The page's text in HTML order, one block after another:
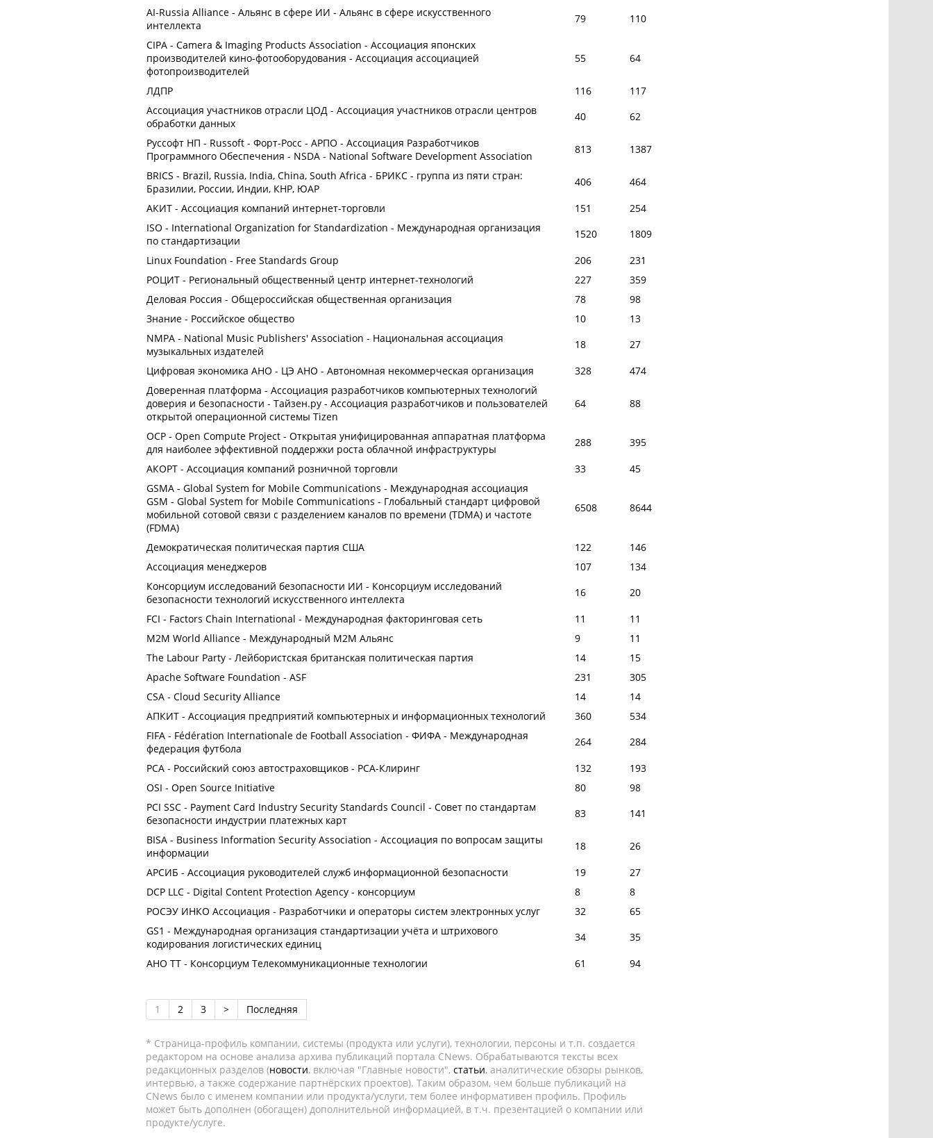
AI-Russia Alliance - Альянс в сфере ИИ - Альянс в сфере искусственного
интеллекта
79
110
CIPA - Camera & Imaging Products Association - Ассоциация японских
производителей кино-фотооборудования - Ассоциация ассоциацией
фотопроизводителей
55 64
ЛДПР 116
117
Ассоциация участников отрасли ЦОД - Ассоциация участников отрасли центров
обработки данных
40
62
Руссофт НП - Russoft - Форт-Росс - АРПО - Ассоциация Разработчиков
Программного Обеспечения - NSDA - National Software Development Association
813
1387
BRICS - Brazil, Russia, India, China, South Africa - БРИКС - группа из пяти стран:
Бразилии, России, Индии, КНР, ЮАР
406
464
АКИТ - Ассоциация компаний интернет-торговли
151
254
ISO - International Organization for Standardization - Международная организация
по стандартизации
1520
1809
Linux Foundation - Free Standards Group
206
231
РОЦИТ - Региональный общественный центр интернет-технологий
227
359
Деловая Россия - Общероссийская общественная организация
78
98
Знание - Российское общество
10
13
NMPA - National Music Publishers' Association - Национальная ассоциация
музыкальных издателей
18
27
Цифровая экономика АНО - ЦЭ АНО - Автономная некоммерческая организация
328
474
Доверенная платформа - Ассоциация разработчиков компьютерных технологий
доверия и безопасности - Тайзен.ру - Ассоциация разработчиков и пользователей
открытой операционной системы Tizen
64 88
OCP - Open Compute Project - Открытая унифицированная аппаратная платформа
для наиболее эффективной поддержки роста облачной инфраструктуры
288
395
АКОРТ - Ассоциация компаний розничной торговли
33
45
GSMA - Global System for Mobile Communications - Международная ассоциация
GSM - Global System for Mobile Communications - Глобальный стандарт цифровой
мобильной сотовой связи с разделением каналов по времени (TDMA) и частоте
(FDMA)
6508 8644
Демократическая политическая партия США 122
146
Ассоциация менеджеров
107
134
Консорциум исследований безопасности ИИ - Консорциум исследований
безопасности технологий искусственного интеллекта
16
20
FCI - Factors Chain International - Международная факторинговая сеть
11
11
M2M World Alliance - Международный М2М Альянс
9
11
The Labour Party - Лейбористская британская политическая партия
14
15
Apache Software Foundation - ASF
231
305
CSA - Cloud Security Alliance
14
14
АПКИТ - Ассоциация предприятий компьютерных и информационных технологий
360
534
FIFA - Fédération Internationale de Football Association - ФИФА - Международная
федерация футбола
264
284
РСА - Российский союз автостраховщиков - РСА-Клиринг
132
193
OSI - Open Source Initiative
80
98
PCI SSC - Payment Card Industry Security Standards Council - Совет по стандартам
безопасности индустрии платежных карт
83
141
BISA - Business Information Security Association - Ассоциация по вопросам защиты
информации
18
26
АРСИБ - Ассоциация руководителей служб информационной безопасности
19
27
DCP LLC - Digital Content Protection Agency - консорциум
8
8
РОСЭУ ИНКО Ассоциация - Разработчики и операторы систем электронных услуг
32
65
GS1 - Международная организация стандартизации учёта и штрихового
кодирования логистических единиц
34
35
АНО ТТ - Консорциум Телекоммуникационные технологии
61 94
1 2 3 > Последняя
* Страница-профиль компании, системы (продукта или услуги), технологии, персоны и т.п. создается
редактором на основе анализа архива публикаций портала CNews. Обрабатываются тексты всех
редакционных разделов (новости, включая "Главные новости", статьи, аналитические обзоры рынков,
интервью, а также содержание партнёрских проектов). Таким образом, чем больше публикаций на
CNews было с именем компании или продукта/услуги, тем более информативен профиль. Профиль
может быть дополнен (обогащен) дополнительной информацией, в т.ч. презентацией о компании или
продукте/услуге.